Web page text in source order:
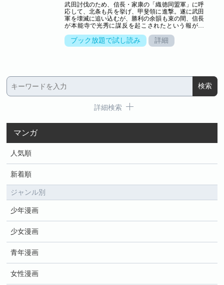
武田討伐のため、信長・家康の「織徳同盟軍」に呼
応して、北条も兵を挙げ、甲斐領に進撃。遂に武田
軍を壊滅に追い込むが、勝利の余韻も束の間、信長
が本能寺で光秀に謀反を起こされたという報が入
ブック放題で試し読み 詳細
詳細検索
マンガ
人気順
新着順
ジャンル別
少年漫画
少女漫画
青年漫画
女性漫画